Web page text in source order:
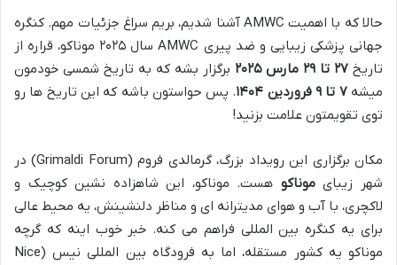
حالا که با اهمیت AMWC آشنا شدیم، بریم سراغ جزئیات مهم. کنگره
جهانی پزشکی زیبایی و ضد پیری AMWC سال ۲۰۲۵ موناکو، قراره از
تاریخ ۲۷ تا ۲۹ مارس ۲۰۲۵
برگزار بشه که به تاریخ شمسی خودمون
میشه۷ تا ۹ فروردین ۱۴۰۴
. پس حواستون باشه که این تاریخ ها رو
توی تقویمتون علامت بزنید!
مکان برگزاری این رویداد بزرگ، گرمالدی فروم (Grimaldi Forum) در
شهر زیبایموناکو هست. موناکو، این شاهزاده نشین کوچیک و
لاکچری، با آب و هوای مدیترانه ای و مناظر دلنشینش، یه محیط عالی
برای یه کنگره بین المللی فراهم می کنه. خبر خوب اینه که گرچه
موناکو یه کشور مستقله، اما به فرودگاه بین المللی نیس (Nice